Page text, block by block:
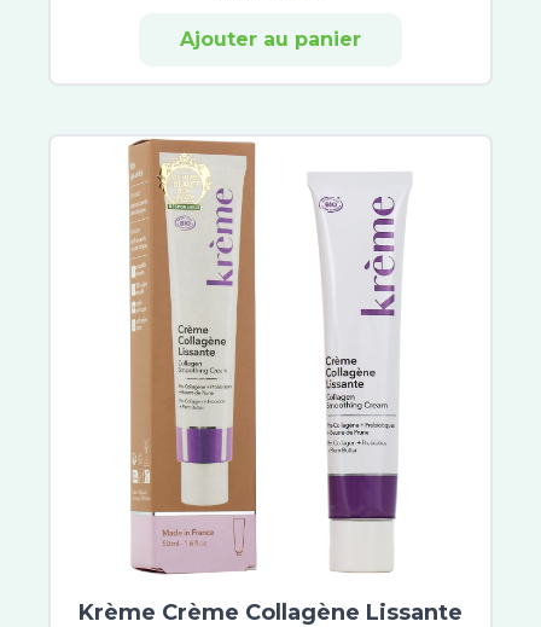
Ajouter au panier
Krème Crème Collagène Lissante